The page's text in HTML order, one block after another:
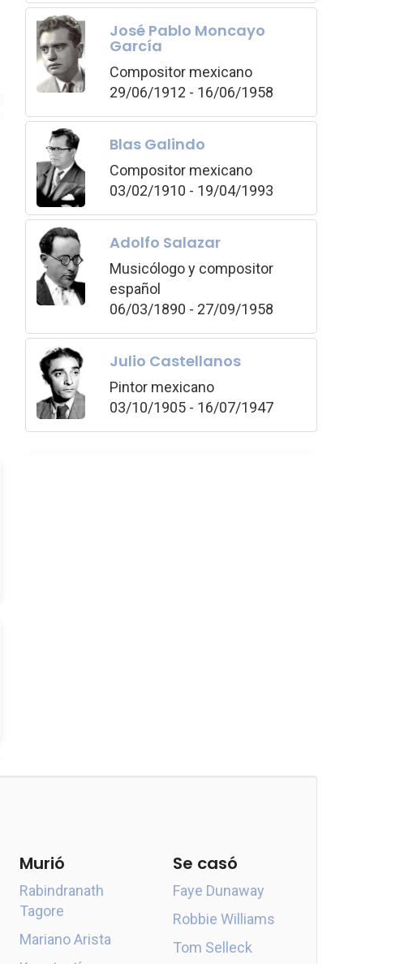
José Pablo Moncayo
García
Compositor mexicano
29/06/1912 - 16/06/1958
Blas Galindo
Compositor mexicano
03/02/1910 - 19/04/1993
Adolfo Salazar
Musicólogo y compositor
español
06/03/1890 - 27/09/1958
Julio Castellanos
Pintor mexicano
03/10/1905 - 16/07/1947
Murió
Rabindranath
Tagore
Mariano Arista
Se casó
Faye Dunaway
Robbie Williams
Tom Selleck